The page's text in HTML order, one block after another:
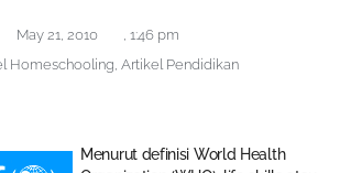
May 21, 2010
1:46 pm
Homeschooling Artikel Pendidikan
Menurut definisi World Health